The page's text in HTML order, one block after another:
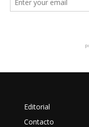
Editorial
Contacto